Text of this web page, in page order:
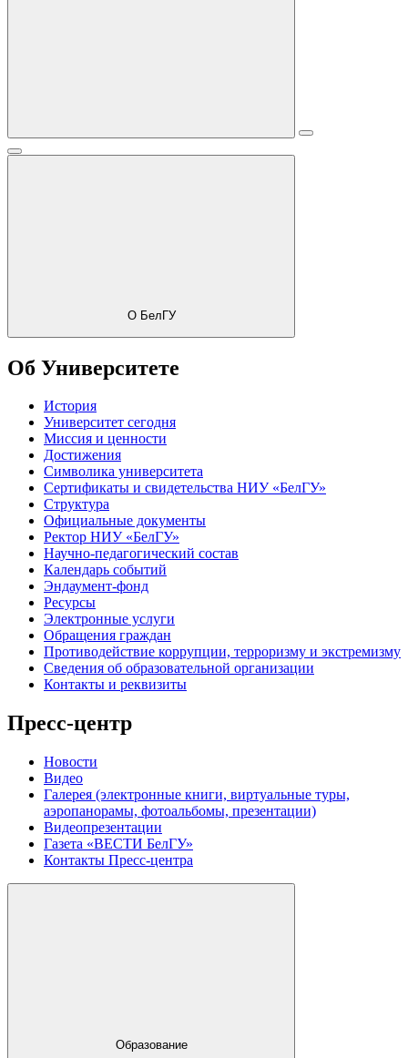
О БелГУ
Об Университете
История
Университет сегодня
Миссия и ценности
Достижения
Символика университета
Сертификаты и свидетельства НИУ «БелГУ»
Структура
Официальные документы
Ректор НИУ «БелГУ»
Научно-педагогический состав
Календарь событий
Эндаумент-фонд
Ресурсы
Электронные услуги
Обращения граждан
Противодействие коррупции, терроризму и экстремизму
Сведения об образовательной организации
Контакты и реквизиты
Пресс-центр
Новости
Видео
Галерея (электронные книги, виртуальные туры,
аэропанорамы, фотоальбомы, презентации)
Видеопрезентации
Газета «ВЕСТИ БелГУ»
Контакты Пресс-центра
Образование